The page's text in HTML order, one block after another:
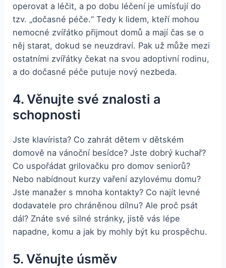
operovat a léčit, a po dobu léčení je umísťují do
tzv. „dočasné péče.“ Tedy k lidem, kteří mohou
nemocné zvířátko přijmout domů a mají čas se o
něj starat, dokud se neuzdraví. Pak už může mezi
ostatními zvířátky čekat na svou adoptivní rodinu,
a do dočasné péče putuje nový nezbeda.
4. Věnujte své znalosti a
schopnosti
Jste klavírista? Co zahrát dětem v dětském
domově na vánoční besídce? Jste dobrý kuchař?
Co uspořádat grilovačku pro domov seniorů?
Nebo nabídnout kurzy vaření azylovému domu?
Jste manažer s mnoha kontakty? Co najít levné
dodavatele pro chráněnou dílnu? Ale proč psát
dál? Znáte své silné stránky, jistě vás lépe
napadne, komu a jak by mohly být ku prospěchu.
5. Věnujte úsměv